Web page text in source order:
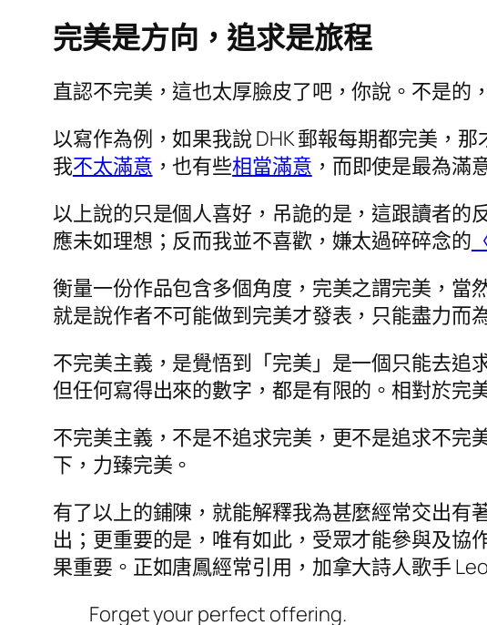
完美是方向，追求是旅程
直認不完美，這也太厚臉皮了吧，你說。不是的
以寫作為例，如果我說 DHK 郵報每期都完美，
我不太滿意 ，也有些相當滿意 ，而即使是最為滿
以上說的只是個人喜好，吊詭的是，這跟讀者的
應未如理想；反而我並不喜歡，嫌太過碎碎念的
衡量一份作品包含多個角度，完美之謂完美，當
就是說作者不可能做到完美才發表，只能盡力而
不完美主義，是覺悟到「完美」是一個只能去追
但任何寫得出來的數字，都是有限的。相對於完
不完美主義，不是不追求完美，更不是追求不完
下，力臻完美。
有了以上的鋪陳，就能解釋我為甚麼經常交出
出；更重要的是，唯有如此，受眾才能參與及
果重要。正如唐鳳經常引用，加拿大詩人歌手
Forget your perfect offering.